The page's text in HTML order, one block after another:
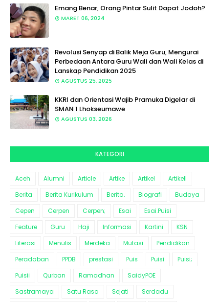
Emang Benar, Orang Pintar Sulit Dapat Jodoh?
MARET 06, 2024
Revolusi Senyap di Balik Meja Guru, Mengurai
Perbedaan Antara Guru Wali dan Wali Kelas di
Lanskap Pendidikan 2025
AGUSTUS 25, 2025
KKRI dan Orientasi Wajib Pramuka Digelar di
SMAN 1 Lhokseumawe
AGUSTUS 03, 2026
KATEGORI
Aceh Alumni Article Artike Artikel
Artikell
Berita
Berita Kurikulum Berita. Biografi
Budaya
Cepen
Cerpen Cerpen; Esai
Esai.Puisi
Feature
Guru Haji Informasi Kartini
KSN
Literasi
Menulis Merdeka Mutasi
Pendidikan
Peradaban
PPDB prestasi Puis Puisi
Puisi;
Puisii
Qurban Ramadhan
SaidyPOE
Sastramaya
Satu Rasa Sejati
Serdadu